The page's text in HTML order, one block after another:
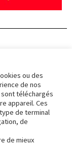
ou des
de nos
téléchargés
appareil. Ces
de terminal
de
de mieux